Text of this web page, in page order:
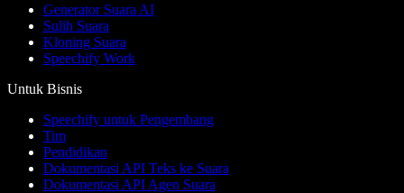
Generator Suara AI
Sulih Suara
Kloning Suara
Speechify Work
Untuk Bisnis
Speechify untuk Pengembang
Tim
Pendidikan
Dokumentasi API Teks ke Suara
Dokumentasi API Agen Suara